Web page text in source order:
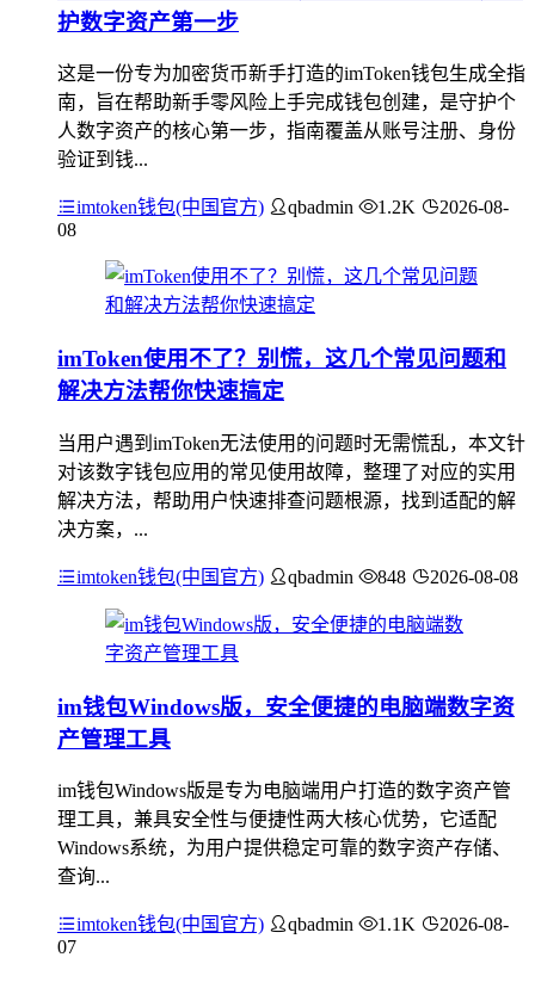
护数字资产第一步
这是一份专为加密货币新手打造的imToken钱包生成全指
南，旨在帮助新手零风险上手完成钱包创建，是守护个
人数字资产的核心第一步，指南覆盖从账号注册、身份
验证到钱...
imtoken钱包(中国官方) qbadmin 1.2K
2026-08-
08
imToken使用不了？别慌，这几个常见问题和
解决方法帮你快速搞定
当用户遇到imToken无法使用的问题时无需慌乱，本文针
对该数字钱包应用的常见使用故障，整理了对应的实用
解决方法，帮助用户快速排查问题根源，找到适配的解
决方案，...
imtoken钱包(中国官方) qbadmin 848 2026-08-08
im钱包Windows版，安全便捷的电脑端数字资
产管理工具
im钱包Windows版是专为电脑端用户打造的数字资产管
理工具，兼具安全性与便捷性两大核心优势，它适配
Windows系统，为用户提供稳定可靠的数字资产存储、
查询...
imtoken钱包(中国官方) qbadmin 1.1K
2026-08-
07